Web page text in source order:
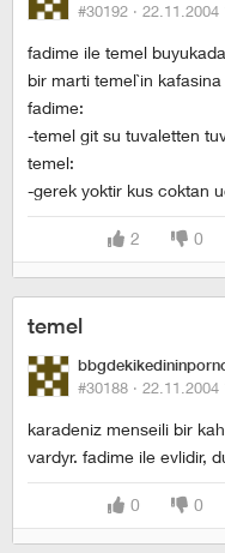
#30192 · 22.11.2004
fadime ile temel
bir marti temel`in
fadime:
-temel git su tuvaletten
temel:
-gerek yoktir kus coktan
2 0
temel
#30188 · 22.11.2004
karadeniz menseili bir
vardyr. fadime ile evlidir,
0 0